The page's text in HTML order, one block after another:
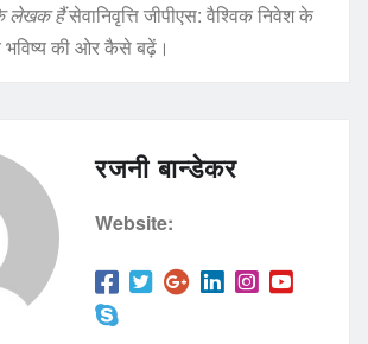
लेखक हैंसेवानिवृत्ति जीपीएस: वैश्विक निवेश के
भविष्य की ओर कैसे बढ़ें।
रजनी बान्डेकर
Website: